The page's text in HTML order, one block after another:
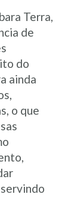
Terra,
de
do
ainda
o que